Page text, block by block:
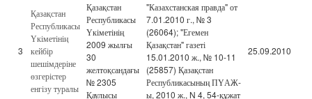
3
Қазақстан
Республикасы
Үкіметінің
кейбір
шешімдеріне
өзгерістер
енгізу туралы
Қазақстан
Республикасы
Үкіметінің
2009 жылғы
30
желтоқсандағы
№ 2305
Қаулысы
"Казахстанская правда" от
7.01.2010 г., № 3
(26064); "Егемен
Қазақстан" газеті
15.01.2010 ж., № 10-11
(25857) Қазақстан
Республикасының ПҮАЖ-
ы, 2010 ж., N 4, 54-құжат
25.09.2010